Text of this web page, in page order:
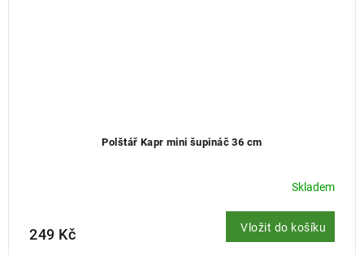
Polštář Kapr mini šupináč 36 cm
Skladem
249 Kč Vložit do košíku